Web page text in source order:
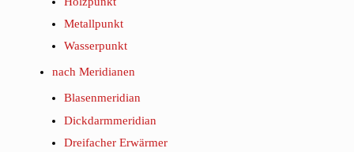
Metallpunkt
Wasserpunkt
nach Meridianen
Blasenmeridian
Dickdarmmeridian
Dreifacher Erwärmer